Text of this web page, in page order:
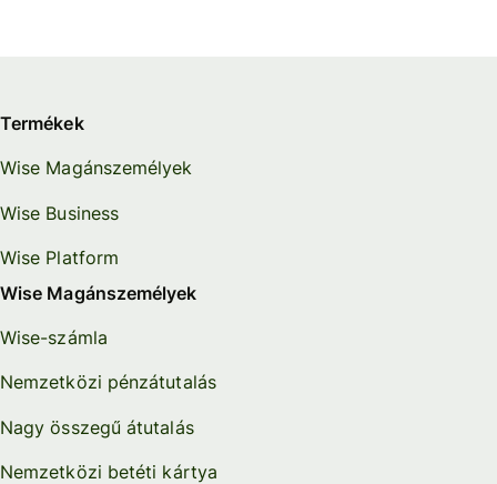
Termékek
Wise Magánszemélyek
Wise Business
Wise Platform
Wise Magánszemélyek
Wise-számla
Nemzetközi pénzátutalás
Nagy összegű átutalás
Nemzetközi betéti kártya